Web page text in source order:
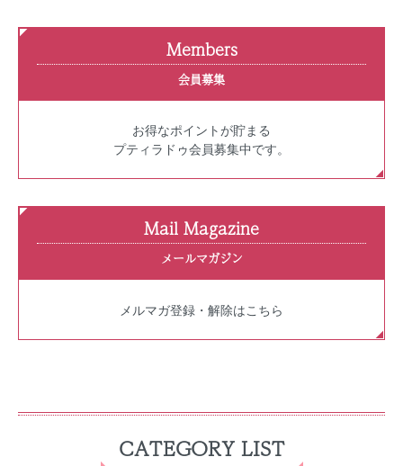
Members
会員募集
お得なポイントが貯まる
プティラドゥ会員募集中です。
Mail Magazine
メールマガジン
メルマガ登録・解除はこちら
CATEGORY LIST